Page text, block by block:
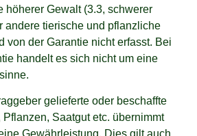
höherer Gewalt (3.3, schwerer
tierische und pflanzliche
von der Garantie nicht erfasst. Bei
handelt es sich nicht um eine
gelieferte oder beschaffte
Pflanzen, Saatgut etc. übernimmt